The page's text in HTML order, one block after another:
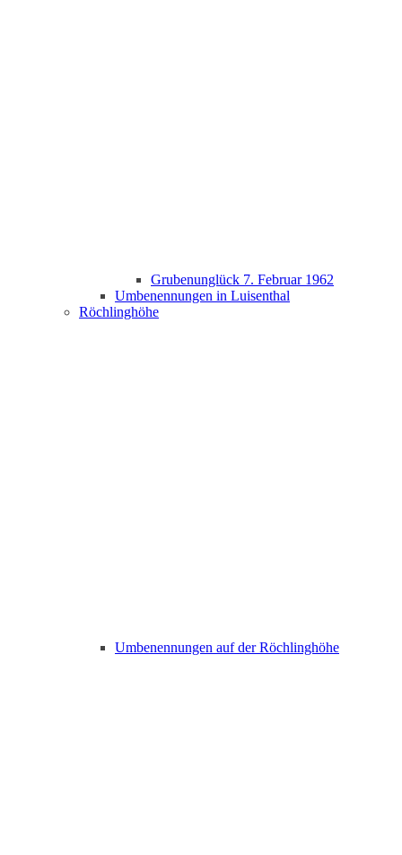
Grubenunglück 7. Februar 1962
Umbenennungen in Luisenthal
Röchlinghöhe
Umbenennungen auf der Röchlinghöhe